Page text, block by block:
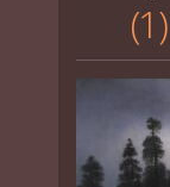
1